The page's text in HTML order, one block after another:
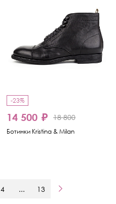
-23%
14 500 ₽ 18 800
Ботинки Kristina & Milan
4 ... 13